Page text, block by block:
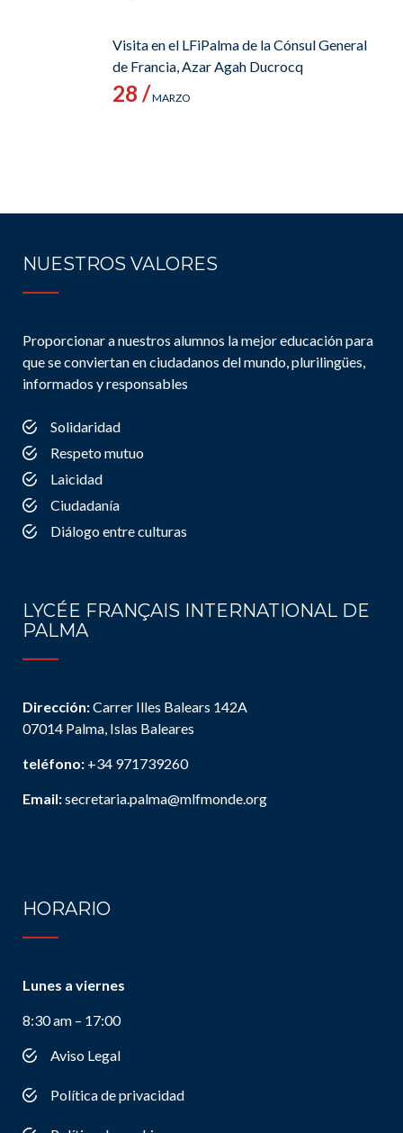
Visita en el LFiPalma de la Cónsul General
de Francia, Azar Agah Ducrocq
28 /MARZO
NUESTROS VALORES
Proporcionar a nuestros alumnos la mejor educación para
que se conviertan en ciudadanos del mundo, plurilingües,
informados y responsables
Solidaridad
Respeto mutuo
Laicidad
Ciudadanía
Diálogo entre culturas
LYCÉE FRANÇAIS INTERNATIONAL DE
PALMA
Dirección:Carrer Illes Balears 142A
07014 Palma, Islas Baleares
teléfono: +34 971739260
Email:secretaria.palma@mlfmonde.org
HORARIO
Lunes a viernes
8:30 am – 17:00
Aviso Legal
Política de privacidad